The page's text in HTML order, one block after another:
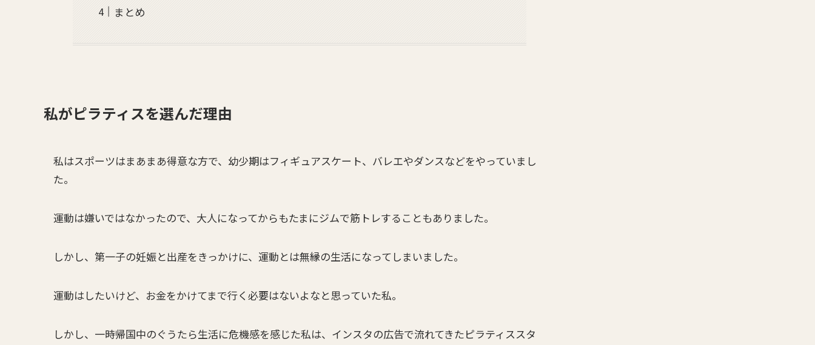
まとめ
私がピラティスを選んだ理由
私はスポーツはまあまあ得意な方で、幼少期はフィギュアスケート、バレエやダンスなどをやっていまし
た。
運動は嫌いではなかったので、大人になってからもたまにジムで筋トレすることもありました。
しかし、第一子の妊娠と出産をきっかけに、運動とは無縁の生活になってしまいました。
運動はしたいけど、お金をかけてまで行く必要はないよなと思っていた私。
しかし、一時帰国中のぐうたら生活に危機感を感じた私は、インスタの広告で流れてきたピラティススタ